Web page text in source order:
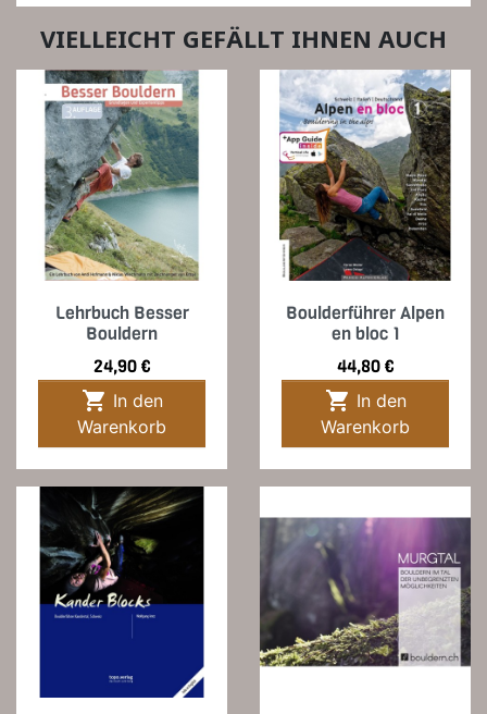
VIELLEICHT GEFÄLLT IHNEN AUCH
Lehrbuch Besser
Bouldern
Preis
24,90 €

Warenkorb
Boulderführer Alpen
en bloc 1
Preis
44,80 €

Warenkorb